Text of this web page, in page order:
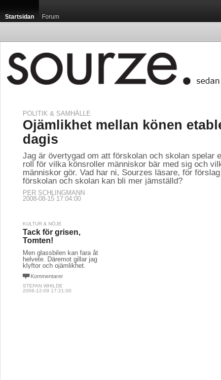
Startsidan Forum
POLITIK & SAMHÄLLE
Ojämlikhet mellan könen
dagis
Jag är övertygad om att förskolan och skolan spelar
roll för vilka könsroller människor bär med sig och
människor gör. Vad har ni, Sourzes läsare, för
förskolan och skolan kan bli mer jämställd?
PER SCHLINGMANN
2008-08-15 17:04:00
KULTUR & NÖJE
Tack för grisen,
Tomten!
Men glassbilen kan fara åt
helvete. Däremot gillar jag
klyftor och ojämlikhet.
Kommentarer
STEFAN WHILDE
2006-12-09 17:21:00